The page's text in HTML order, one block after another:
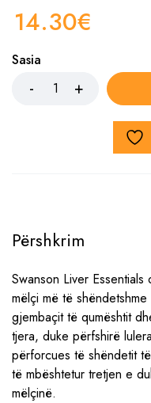
14.30€
Sasia
Përshkrim
Swanson Liver
mëlçi më të
gjembaçit të qumështit
tjera, duke përfshirë
përforcues të shëndetit
të mbështetur tretjen e
mëlçinë.